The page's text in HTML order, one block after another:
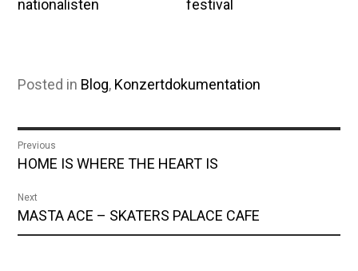
Posted in Blog, Konzertdokumentation
Beitragsnavigation
Previous
Previous
HOME IS WHERE THE HEART IS
Next
Next
post:
MASTA ACE – SKATERS PALACE CAFE